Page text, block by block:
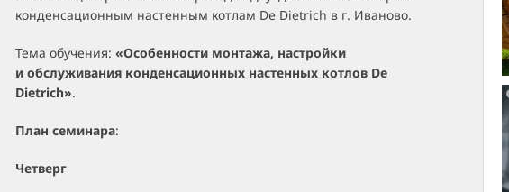
конденсационным настенным котлам De Dietrich в г. Иваново.
Тема обучения: «Особенности монтажа, настройки
и обслуживания конденсационных настенных котлов De
Dietrich».
План семинара:
Четверг